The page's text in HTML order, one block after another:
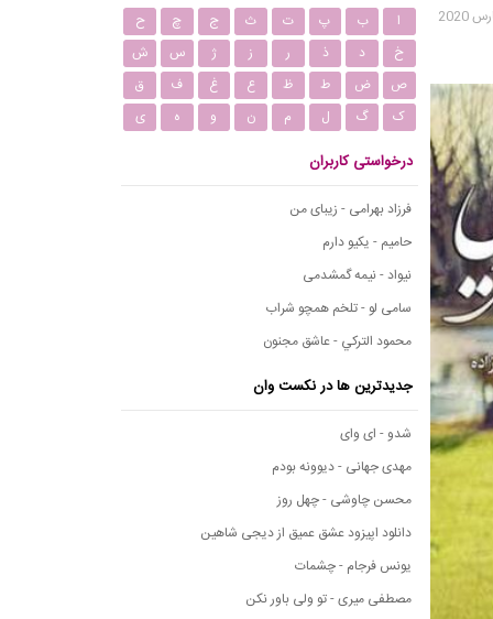
ا ب پ ت ث ج چ
ح
خ
د ذ ر ز ژ س
ش
ص
ض ط ظ ع غ ف
ق
ک
گ ل م ن و ه ی
درخواستی کاربران
فرزاد بهرامی - زیبای من
حامیم - یکیو دارم
نیواد - نیمه گمشدمی
سامی لو - تلخم همچو شراب
محمود التركي - عاشق مجنون
جدیدترین ها در نکست وان
شدو - ای وای
مهدی جهانی - دیوونه بودم
محسن چاوشی - چهل روز
دانلود اپیزود عشق عمیق از دیجی شاهین
یونس فرجام - چشمات
مصطفی میری - تو ولی باور نکن